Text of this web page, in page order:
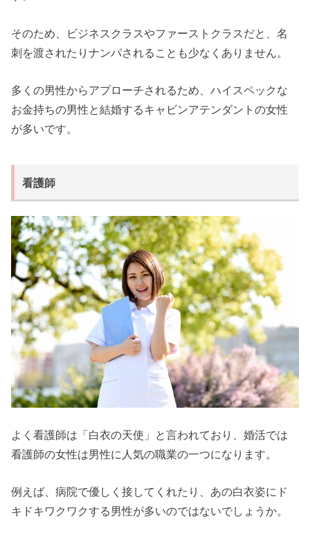
そのため、ビジネスクラスやファーストクラスだと、名
刺を渡されたりナンパされることも少なくありません。
多くの男性からアプローチされるため、ハイスペックな
お金持ちの男性と結婚するキャビンアテンダントの女性
が多いです。
看護師
よく看護師は「白衣の天使」と言われており、婚活では
看護師の女性は男性に人気の職業の一つになります。
例えば、病院で優しく接してくれたり、あの白衣姿にド
キドキワクワクする男性が多いのではないでしょうか。